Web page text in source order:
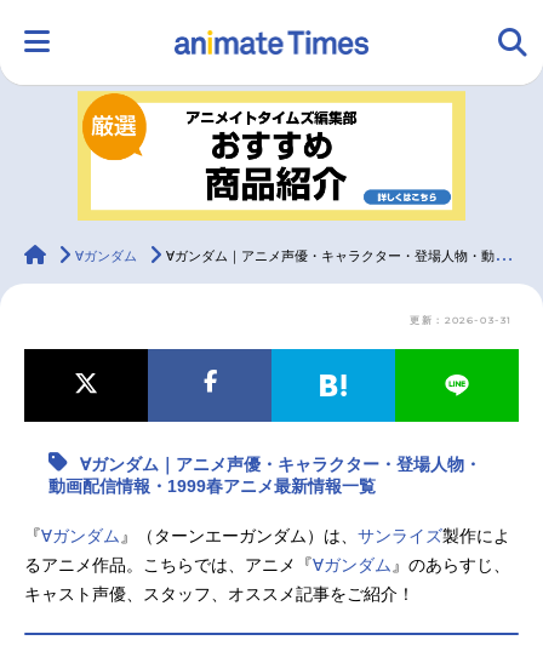
ランキング アニメ
ラジオ
最新記事一覧
アニメ記事一覧 声優記事一覧
アニメ映画一覧 実写化映画一覧
今期アニメ曜日別一覧
animateTimes
∀ガンダム ∀ガンダム｜アニメ声優・キャラクター・登場人物・動画配信情報・1999春アニメ最新情報一覧
更新：2026-03-31
∀ガンダム｜アニメ声優・キャラクター・登場人物・
動画配信情報・1999春アニメ最新情報一覧
『∀ガンダム 』（ターンエーガンダム）は、 サンライズ製作によ
るアニメ作品。こちらでは、アニメ『∀ガンダム 』のあらすじ、
キャスト声優、スタッフ、オススメ記事をご紹介！